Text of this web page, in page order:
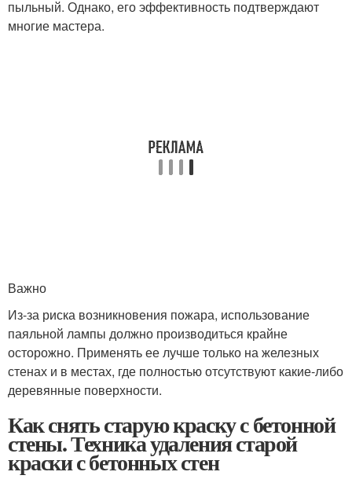
пыльный. Однако, его эффективность подтверждают
многие мастера.
Важно
Из-за риска возникновения пожара, использование
паяльной лампы должно производиться крайне
осторожно. Применять ее лучше только на железных
стенах и в местах, где полностью отсутствуют какие-либо
деревянные поверхности.
Как снять старую краску с бетонной
стены. Техника удаления старой
краски с бетонных стен